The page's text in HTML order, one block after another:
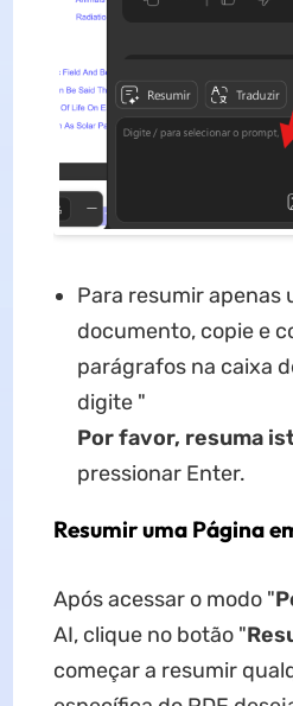
Para resumir apenas
documento, copie e
parágrafos na caixa
digite "
Por favor, resuma
pressionar Enter.
Resumir uma Página
Após acessar o modo "
AI, clique no botão "
começar a resumir